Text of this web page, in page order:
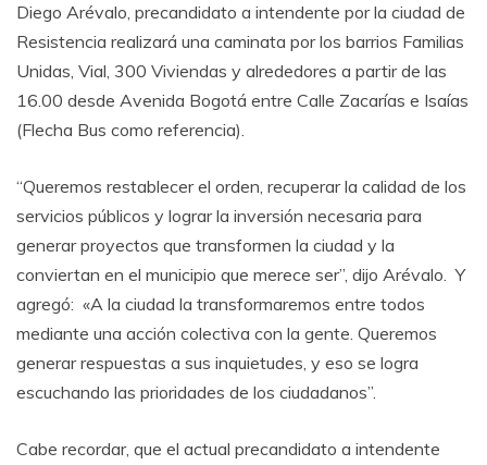
Diego Arévalo, precandidato a intendente por la ciudad de
Resistencia realizará una caminata por los barrios Familias
Unidas, Vial, 300 Viviendas y alrededores a partir de las
16.00 desde Avenida Bogotá entre Calle Zacarías e Isaías
(Flecha Bus como referencia).
“Queremos restablecer el orden, recuperar la calidad de los
servicios públicos y lograr la inversión necesaria para
generar proyectos que transformen la ciudad y la
conviertan en el municipio que merece ser”, dijo Arévalo. Y
agregó: «A la ciudad la transformaremos entre todos
mediante una acción colectiva con la gente. Queremos
generar respuestas a sus inquietudes, y eso se logra
escuchando las prioridades de los ciudadanos”.
Cabe recordar, que el actual precandidato a intendente